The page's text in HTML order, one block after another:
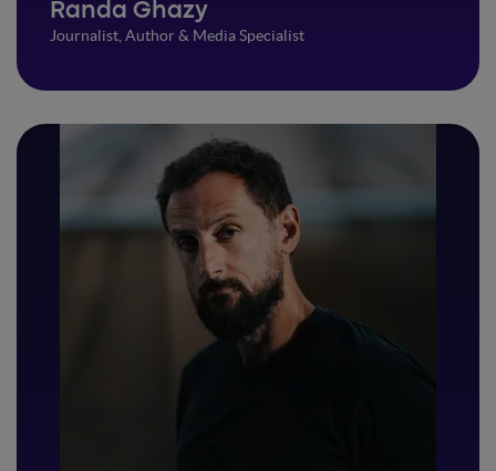
Randa Ghazy
Journalist, Author & Media Specialist